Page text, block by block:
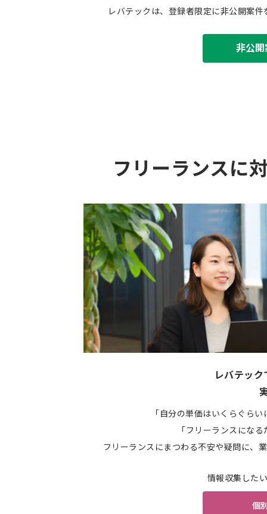
レバテックは、登録者限定に非公開案
非公
フリーランスに
レバテッ
「自分の単価はいくらぐら
「フリーランスにな
フリーランスにまつわる不安や疑問に、
情報収集した
個